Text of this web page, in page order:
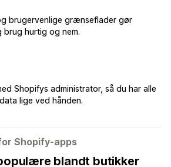
brugervenlige grænseflader gør
hurtig og nem.
Shopifys administrator, så du har alle
lige ved hånden.
Shopify-apps
blandt butikker